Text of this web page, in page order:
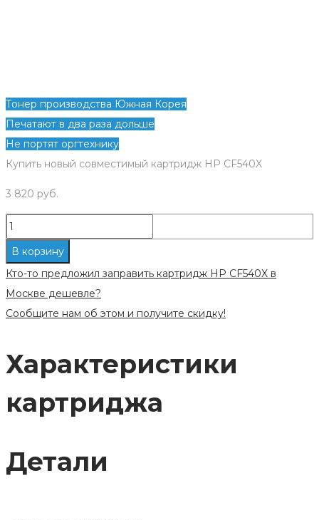
Тонер производства Южная Корея
Печатают в два раза дольше
Не портят оргтехнику
Купить новый совместимый картридж HP CF540X
3 820 руб.
Количество
Новый
совместимый
картридж
В корзину
Кто-то предложил заправить картридж HP CF540X в
Москве дешевле?
Сообщите нам об этом и получите скидку!
Характеристики
картриджа
Детали